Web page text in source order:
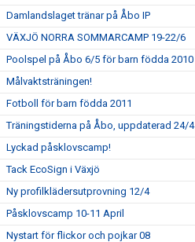
Damlandslaget tränar på Åbo IP
VÄXJÖ NORRA SOMMARCAMP 19-22/6
Poolspel på Åbo 6/5 för barn födda 2010
Målvaktsträningen!
Fotboll för barn födda 2011
Träningstiderna på Åbo, uppdaterad 24/4
Lyckad påsklovscamp!
Tack EcoSign i Växjö
Ny profilklädersutprovning 12/4
Påsklovscamp 10-11 April
Nystart för flickor och pojkar 08